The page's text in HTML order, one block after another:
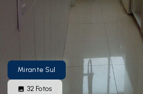
Mirante Sul
32 Fotos